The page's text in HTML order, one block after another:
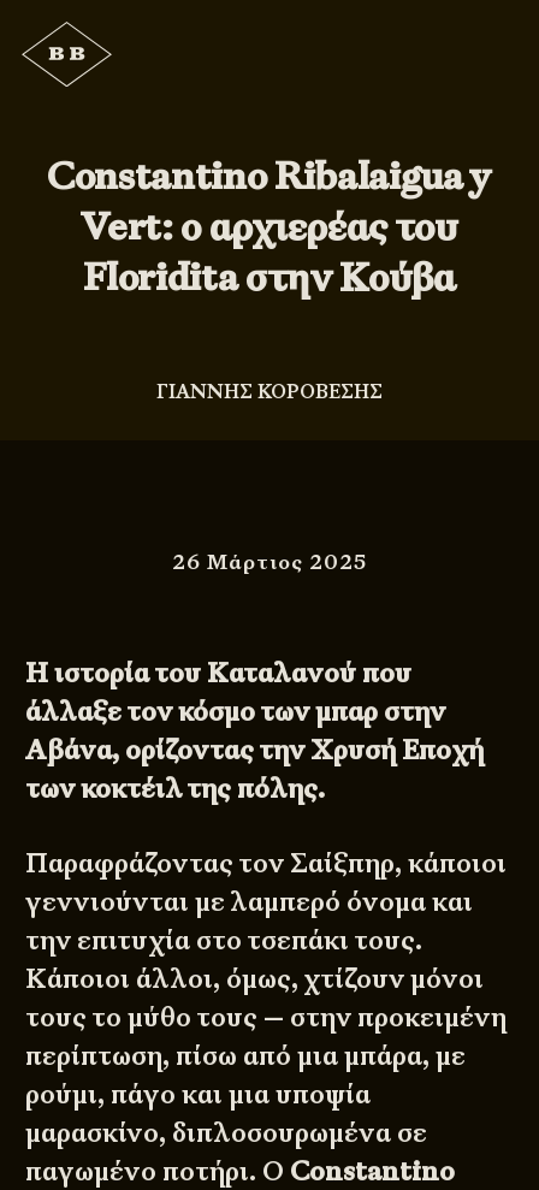
Constantino Ribalaigua y
Vert: ο αρχιερέας του
Floridita στην Κούβα
ΓΙΑΝΝΗΣ ΚΟΡΟΒΕΣΗΣ
26 Μάρτιος 2025
Η ιστορία του Καταλανού που
άλλαξε τον κόσμο των μπαρ στην
Αβάνα, ορίζοντας την Χρυσή Εποχή
των κοκτέιλ της πόλης.
Παραφράζοντας τον Σαίξπηρ, κάποιοι
γεννιούνται με λαμπερό όνομα και
την επιτυχία στο τσεπάκι τους.
Κάποιοι άλλοι, όμως, χτίζουν μόνοι
τους το μύθο τους — στην προκειμένη
περίπτωση, πίσω από μια μπάρα, με
ρούμι, πάγο και μια υποψία
μαρασκίνο, διπλοσουρωμένα σε
παγωμένο ποτήρι. Ο Constantino